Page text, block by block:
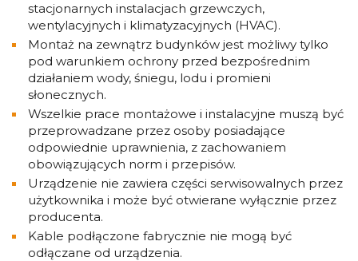
stacjonarnych instalacjach grzewczych,
wentylacyjnych i klimatyzacyjnych (HVAC).
Montaż na zewnątrz budynków jest możliwy tylko
pod warunkiem ochrony przed bezpośrednim
działaniem wody, śniegu, lodu i promieni
słonecznych.
Wszelkie prace montażowe i instalacyjne muszą być
przeprowadzane przez osoby posiadające
odpowiednie uprawnienia, z zachowaniem
obowiązujących norm i przepisów.
Urządzenie nie zawiera części serwisowalnych przez
użytkownika i może być otwierane wyłącznie przez
producenta.
Kable podłączone fabrycznie nie mogą być
odłączane od urządzenia.